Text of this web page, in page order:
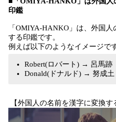
印鑑
「OMIYA-HANKO」は、外国
する印鑑です。
例えば以下のようなイメージで
Robert(ロバート) → 呂馬跡
Donald(ドナルド) → 努成土
【外国人の名前を漢字に変換す